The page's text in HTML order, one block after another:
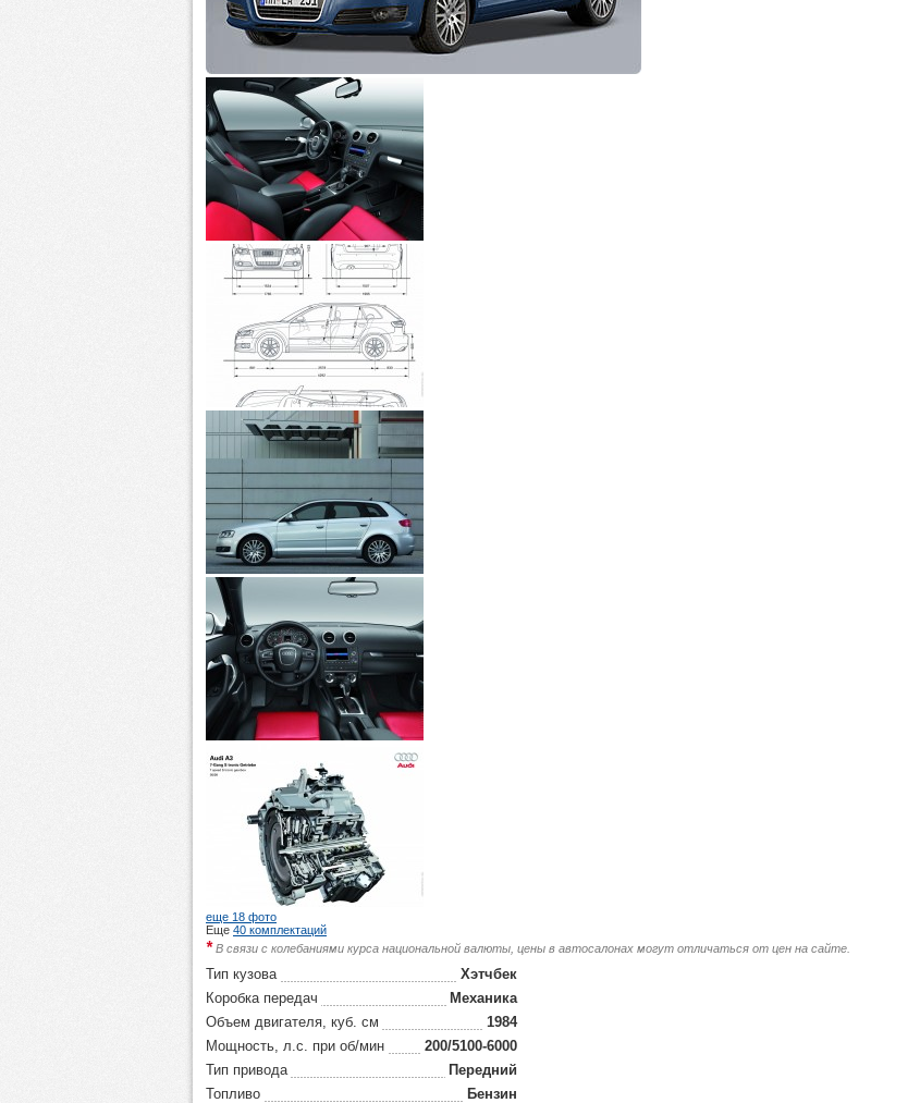
еще 18 фото
Еще 40 комплектаций
*В связи с колебаниями курса национальной валюты, цены в автосалонах могут отличаться от цен на сайте.
Тип кузова
Хэтчбек
Коробка передач
Механика
Объем двигателя, куб. см
1984
Мощность, л.с. при об/мин
200/5100-6000
Тип привода
Передний
Топливо
Бензин